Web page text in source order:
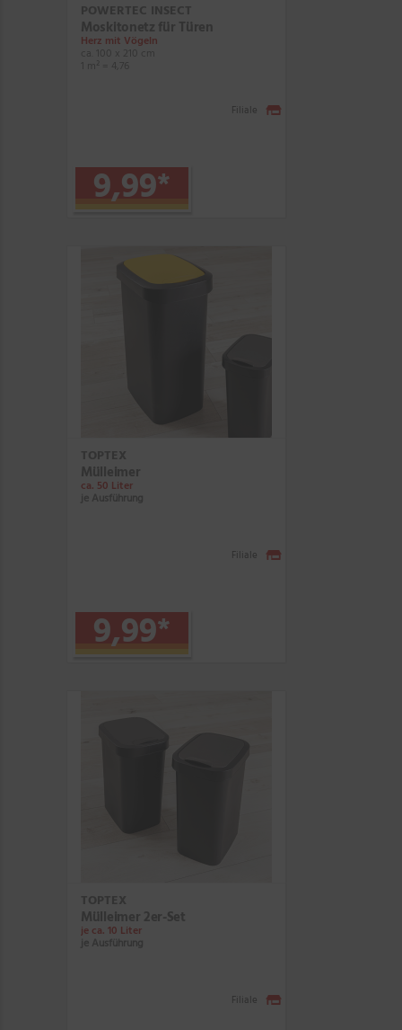
POWERTEC INSECT
Moskitonetz für Türen
Herz mit Vögeln
9,99*
Filiale
TOPTEX
Mülleimer
ca. 50 Liter
je Ausführung
9,99*
Filiale
TOPTEX
Mülleimer 2er-Set
je ca. 10 Liter
je Ausführung
Filiale